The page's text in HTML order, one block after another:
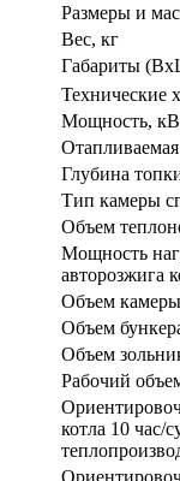
Размеры и
Вес, кг
Габариты
Технические
Мощность,
Глубина
Тип камеры
Объем
Мощность
авторозжига
Объем
Объем
Объем
Рабочий
котла 10 час/